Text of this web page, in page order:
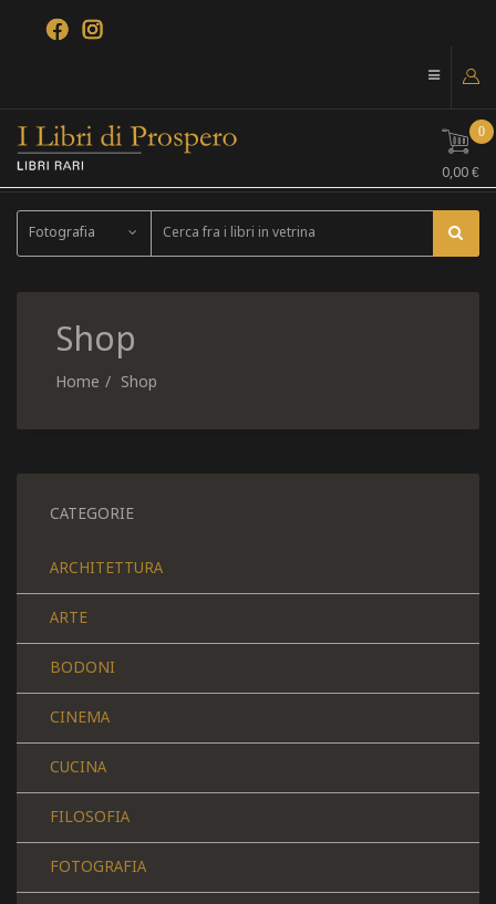
0
0,00 €
Fotografia
Shop
Home Shop
CATEGORIE
ARCHITETTURA
ARTE
BODONI
CINEMA
CUCINA
FILOSOFIA
FOTOGRAFIA